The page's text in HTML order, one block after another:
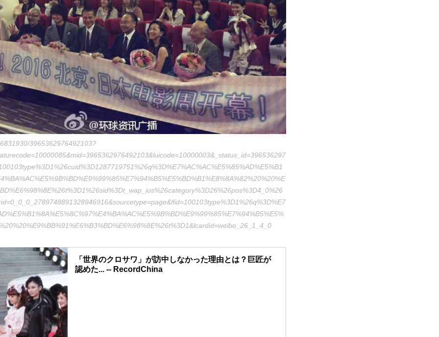
3965362976492103?
「世界のクロサワ」が訪中しなかった理由とは？巨匠が
認めた... -- RecordChina